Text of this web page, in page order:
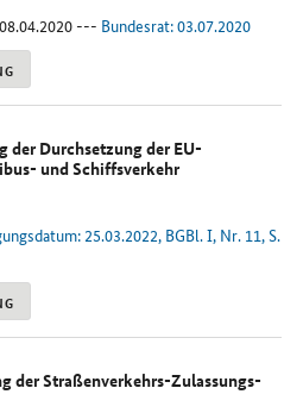
--- Bundesrat: 03.07.2020
der Durchsetzung der EU-
und Schiffsverkehr
25.03.2022, BGBl. I, Nr. 11, S.
der Straßenverkehrs-Zulassungs-